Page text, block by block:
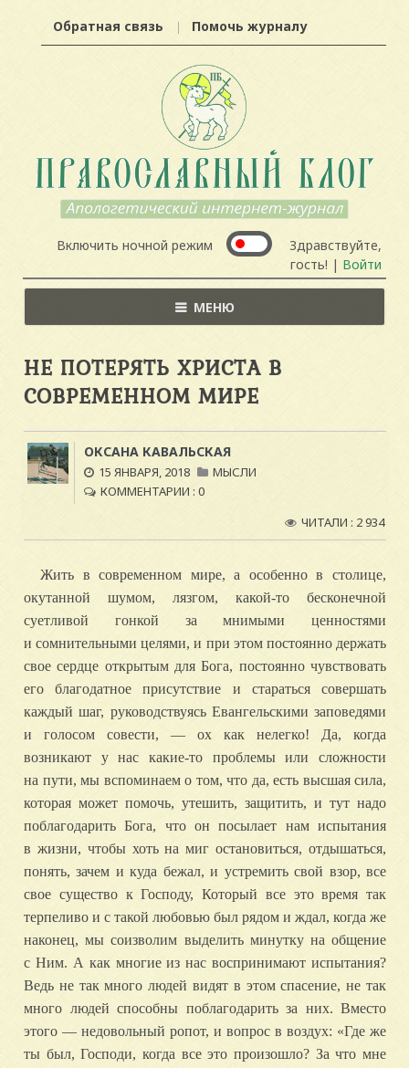
Обратная связь Помочь журналу
Включить ночной режим
Здравствуйте,
гость! | Войти
МЕНЮ
НЕ ПОТЕРЯТЬ ХРИСТА В
СОВРЕМЕННОМ МИРЕ
ОКСАНА КАВАЛЬСКАЯ
15 ЯНВАРЯ, 2018
МЫСЛИ
КОММЕНТАРИИ : 0
ЧИТАЛИ : 2 934
Жить в современном мире, а особенно в столице,
окутанной шумом, лязгом, какой-то бесконечной
суетливой гонкой за мнимыми ценностями
и сомнительными целями, и при этом постоянно держать
свое сердце открытым для Бога, постоянно чувствовать
его благодатное присутствие и стараться совершать
каждый шаг, руководствуясь Евангельскими заповедями
и голосом совести, — ох как нелегко! Да, когда
возникают у нас какие-то проблемы или сложности
на пути, мы вспоминаем о том, что да, есть высшая сила,
которая может помочь, утешить, защитить, и тут надо
поблагодарить Бога, что он посылает нам испытания
в жизни, чтобы хоть на миг остановиться, отдышаться,
понять, зачем и куда бежал, и устремить свой взор, все
свое существо к Господу, Который все это время так
терпеливо и с такой любовью был рядом и ждал, когда же
наконец, мы соизволим выделить минутку на общение
с Ним. А как многие из нас воспринимают испытания?
Ведь не так много людей видят в этом спасение, не так
много людей способны поблагодарить за них. Вместо
этого — недовольный ропот, и вопрос в воздух: «Где же
ты был, Господи, когда все это произошло? За что мне